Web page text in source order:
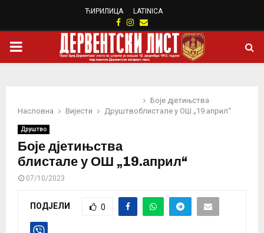
ЋИРИЛИЦА LATINICA
Facebook
Instagram
Email
PRIMARY
Насловна Вијести Друштво
Боје дјетињства
блистале у ОШ „19.април“
Друштво
Боје дјетињства
блистале у ОШ „19.април“
07/10/2023
ПОДЈЕЛИ 0